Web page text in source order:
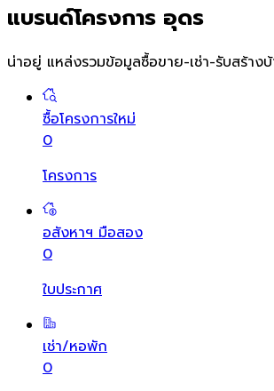
แบรนด์โครงการ อุดร
น่าอยู่ แหล่งรวมข้อมูลซื้อขาย-เช่า-รับสร้าง
ซื้อโครงการใหม่
0
โครงการ
อสังหาฯ มือสอง
0
ใบประกาศ
เช่า/หอพัก
0